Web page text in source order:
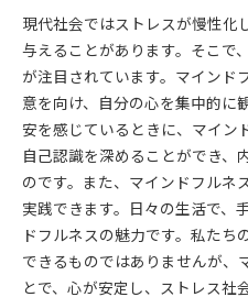
現代社会ではストレスが慢性化
与えることがあります。そこで
が注目されています。マインド
意を向け、自分の心を集中的に
安を感じているときに、マイン
自己認識を深めることができ、
のです。また、マインドフルネ
実践できます。日々の生活で、
ドフルネスの魅力です。私たち
できるものではありませんが、
とで、心が安定し、ストレス社